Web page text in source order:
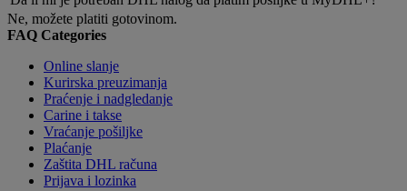
Ne, možete platiti gotovinom.
FAQ Categories
Online slanje
Kurirska preuzimanja
Praćenje i nadgledanje
Carine i takse
Vraćanje pošiljke
Plaćanje
Zaštita DHL računa
Prijava i lozinka